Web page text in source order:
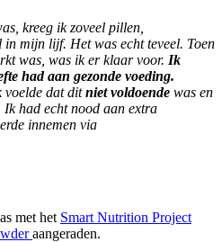
kreeg ik zoveel pillen,
in mijn lijf. Het was echt teveel. Toen
was, was ik er klaar voor. Ik
had aan gezonde voeding.
voelde dat ditniet voldoende was en
Ik had echt nood aan extra
innemen via
met het Smart Nutrition Project
aangeraden.